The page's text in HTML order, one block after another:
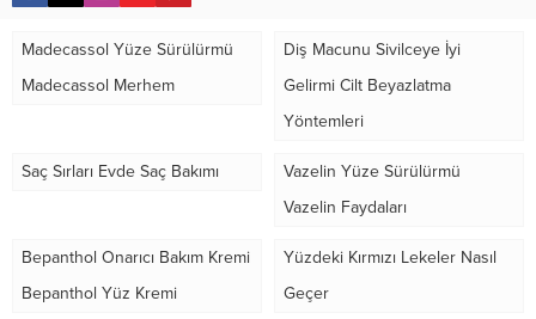
Madecassol Yüze Sürülürmü
Madecassol Merhem
Diş Macunu Sivilceye İyi
Gelirmi Cilt Beyazlatma
Yöntemleri
Saç Sırları Evde Saç Bakımı
Vazelin Yüze Sürülürmü
Vazelin Faydaları
Bepanthol Onarıcı Bakım Kremi
Bepanthol Yüz Kremi
Yüzdeki Kırmızı Lekeler Nasıl
Geçer